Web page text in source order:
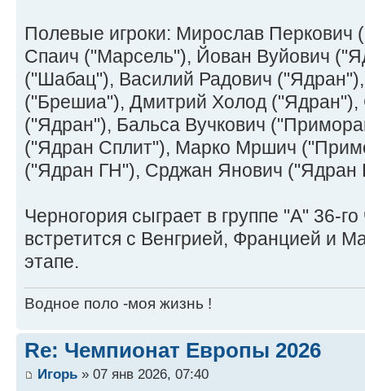
Полевые игроки: Мирослав Перкович
Спаич ("Марсель"), Йован Вуйович
("Шабац"), Василий Радович
("Брешиа"), Дмитрий Холод ("Ядран"),
("Ядран"), Бальса Вучкович
("Ядран Сплит"), Марко Мршич
("Ядран ГН"), Срджан Янович ("Ядран
Черногория сыграет в группе "А" 36-
встретится с Венгрией, Францией и
этапе.
Водное поло -моя жизнь !
Re: Чемпионат Европы 2026
Игорь » 07 янв 2026, 07:40